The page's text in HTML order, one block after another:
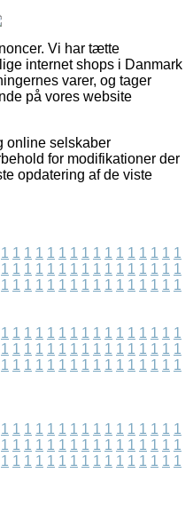
Vi har tætte
internet shops i Danmark
varer, og tager
på vores website
online selskaber
for modifikationer der
opdatering af de viste
1 1 1 1 1 1 1 1 1 1 1 1 1 1 1 1
1 1 1 1 1 1 1 1 1 1 1 1 1 1 1 1
1 1 1 1 1 1 1 1 1 1 1 1 1 1 1 1
1 1 1 1 1 1 1 1 1 1 1 1 1 1 1 1
1 1 1 1 1 1 1 1 1 1 1 1 1 1 1 1
1 1 1 1 1 1 1 1 1 1 1 1 1 1 1 1
1 1 1 1 1 1 1 1 1 1 1 1 1 1 1 1
1 1 1 1 1 1 1 1 1 1 1 1 1 1 1 1
1 1 1 1 1 1 1 1 1 1 1 1 1 1 1 1